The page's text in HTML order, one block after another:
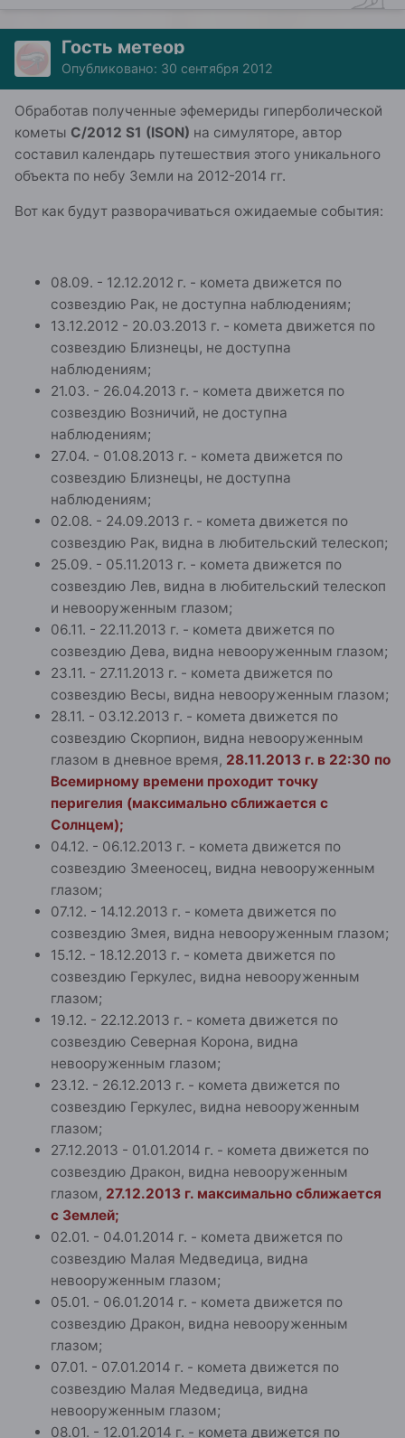
Гость метеор
Опубликовано: 30 сентября 2012
Обработав полученные эфемериды гиперболической
кометы C/2012 S1 (ISON) на симуляторе, автор
составил календарь путешествия этого уникального
объекта по небу Земли на 2012-2014 гг.
Вот как будут разворачиваться ожидаемые события:
08.09. - 12.12.2012 г. - комета движется по
созвездию Рак, не доступна наблюдениям;
13.12.2012 - 20.03.2013 г. - комета движется по
созвездию Близнецы, не доступна
наблюдениям;
21.03. - 26.04.2013 г. - комета движется по
созвездию Возничий, не доступна
наблюдениям;
27.04. - 01.08.2013 г. - комета движется по
созвездию Близнецы, не доступна
наблюдениям;
02.08. - 24.09.2013 г. - комета движется по
созвездию Рак, видна в любительский телескоп;
25.09. - 05.11.2013 г. - комета движется по
созвездию Лев, видна в любительский телескоп
и невооруженным глазом;
06.11. - 22.11.2013 г. - комета движется по
созвездию Дева, видна невооруженным глазом;
23.11. - 27.11.2013 г. - комета движется по
созвездию Весы, видна невооруженным глазом;
28.11. - 03.12.2013 г. - комета движется по
созвездию Скорпион, видна невооруженным
глазом в дневное время, 28.11.2013 г. в 22:30 по
Всемирному времени проходит точку
перигелия (максимально сближается с
Солнцем);
04.12. - 06.12.2013 г. - комета движется по
созвездию Змееносец, видна невооруженным
глазом;
07.12. - 14.12.2013 г. - комета движется по
созвездию Змея, видна невооруженным глазом;
15.12. - 18.12.2013 г. - комета движется по
созвездию Геркулес, видна невооруженным
глазом;
19.12. - 22.12.2013 г. - комета движется по
созвездию Северная Корона, видна
невооруженным глазом;
23.12. - 26.12.2013 г. - комета движется по
созвездию Геркулес, видна невооруженным
глазом;
27.12.2013 - 01.01.2014 г. - комета движется по
созвездию Дракон, видна невооруженным
глазом, 27.12.2013 г. максимально сближается
с Землей;
02.01. - 04.01.2014 г. - комета движется по
созвездию Малая Медведица, видна
невооруженным глазом;
05.01. - 06.01.2014 г. - комета движется по
созвездию Дракон, видна невооруженным
глазом;
07.01. - 07.01.2014 г. - комета движется по
созвездию Малая Медведица, видна
невооруженным глазом;
08.01. - 12.01.2014 г. - комета движется по